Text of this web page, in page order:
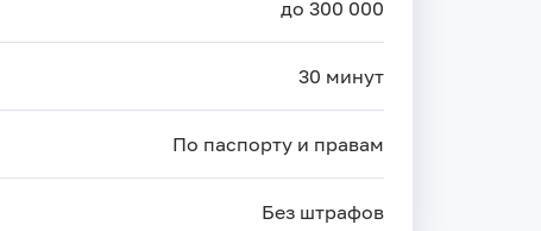
до 300 000
30 минут
По паспорту и правам
Без штрафов